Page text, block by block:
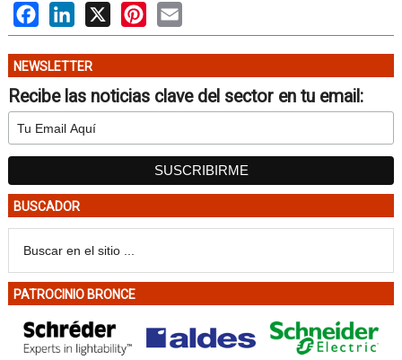
FacebookLinkedIn
X PinterestEmail
NEWSLETTER
Recibe las noticias clave del sector en tu email:
BUSCADOR
PATROCINIO BRONCE